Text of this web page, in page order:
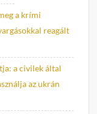
a krími
reagált
a civilek által
az ukrán